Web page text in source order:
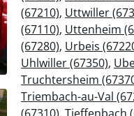
(67210), Uttwiller
(67110), Uttenheim
(67280), Urbeis
Uhlwiller (67350),
Truchtersheim
Triembach-au-Val